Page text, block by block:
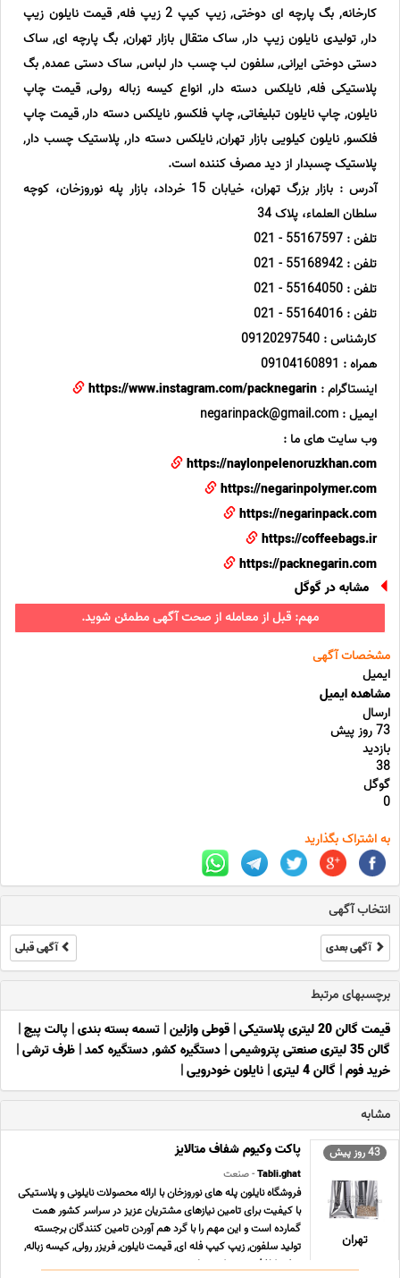
کارخانه, بگ پارچه ای دوختی, زیپ کیپ 2 زیپ فله, قیمت نایلون زیپ
دار, تولیدی نایلون زیپ دار, ساک متقال بازار تهران, بگ پارچه ای, ساک
دستی دوختی ایرانی, سلفون لب چسب دار لباس, ساک دستی عمده, بگ
پلاستیکی فله, نایلکس دسته دار, انواع کیسه زباله رولی, قیمت چاپ
نایلون, چاپ نایلون تبلیغاتی, چاپ فلکسو, نایلکس دسته دار, قیمت چاپ
فلکسو, نایلون کیلویی بازار تهران, نایلکس دسته دار, پلاستیک چسب دار,
پلاستیک چسبدار از دید مصرف کننده است.
آدرس : بازار بزرگ تهران، خیابان 15 خرداد، بازار پله نوروزخان، کوچه
سلطان العلماء، پلاک 34
تلفن : 55167597 - 021
تلفن : 55168942 - 021
تلفن : 55164050 - 021
تلفن : 55164016 - 021
کارشناس : 09120297540
همراه : 09104160891
اینستاگرام : https://www.instagram.com/packnegarin
ایمیل : negarinpack@gmail.com
وب سایت های ما :
https://naylonpelenoruzkhan.com
https://negarinpolymer.com
https://negarinpack.com
https://coffeebags.ir
https://packnegarin.com
مشابه در گوگل
مهم: قبل از معامله از صحت آگهی مطمئن شوید.
مشخصات آگهی
ایمیل
مشاهده ایمیل
ارسال
73 روز پیش
بازدید
38
گوگل
0
به اشتراک بگذارید
انتخاب آگهی
آگهی بعدی آگهی قبلی
برچسبهای مرتبط
قیمت گالن 20 لیتری پلاستیکی
| قوطی وازلین| تسمه بسته بندی| پالت پیچ|
گالن 35 لیتری صنعتی پتروشیمی
| دستگیره کشو, دستگیره کمد| ظرف ترشی|
خرید فوم| گالن 4 لیتری | نایلون خودرویی|
مشابه
43 روز پیش
تهران
پاکت وکیوم شفاف متالایز
Tabli.ghat- صنعت
فروشگاه نایلون پله های نوروزخان با ارائه محصولات نایلونی و پلاستیکی
با کیفیت برای تامین نیازهای مشتریان عزیز در سراسر کشور همت
گمارده است و این مهم را با گرد هم آوردن تامین کنندگان برجسته
تولید سلفون, زیپ کیپ فله ای, قیمت نایلون, فریزر رولی, کیسه زباله,
سفره کاغذی, زیپ کیپ پلاستی ... ...